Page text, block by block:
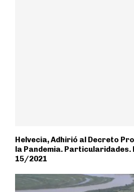
Helvecia, Adhirió al Decreto
la Pandemia. Particularidades.
15/2021